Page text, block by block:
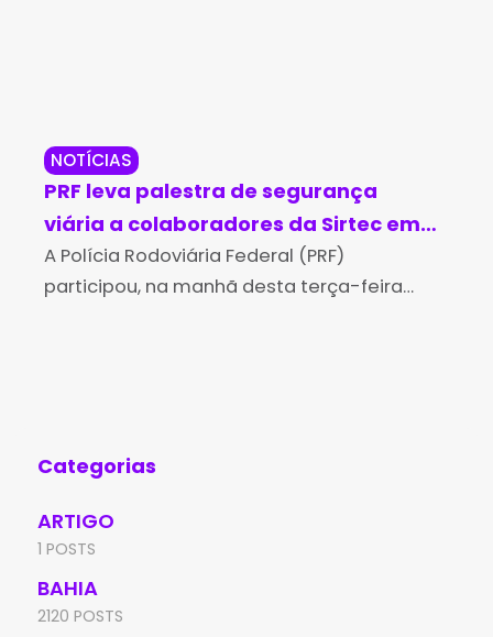
NOTÍCIAS
PRF leva palestra de segurança
viária a colaboradores da Sirtec em
Vitória da Conquista
A Polícia Rodoviária Federal (PRF)
participou, na manhã desta terça-feira
Categorias
ARTIGO
1 POSTS
BAHIA
2120 POSTS